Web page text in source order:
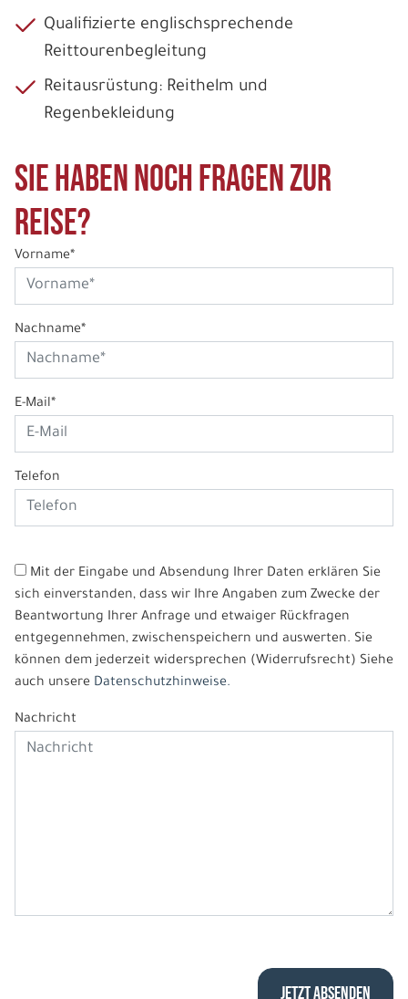
Qualifizierte englischsprechende
Reittourenbegleitung
Reitausrüstung: Reithelm und
Regenbekleidung
Sie haben noch Fragen zur
Reise?
Vorname*
Nachname*
E-Mail*
Telefon
Mit der Eingabe und Absendung Ihrer Daten erklären Sie
sich einverstanden, dass wir Ihre Angaben zum Zwecke der
Beantwortung Ihrer Anfrage und etwaiger Rückfragen
entgegennehmen, zwischenspeichern und auswerten. Sie
können dem jederzeit widersprechen (Widerrufsrecht) Siehe
auch unsere Datenschutzhinweise.
Nachricht